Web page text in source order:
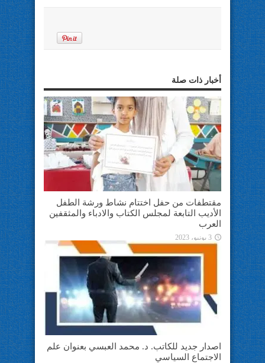
أخبار ذات صلة
مقتطفات من حفل اختتام نشاط ورشة الطفل
الأديب التابعة لمجلس الكتاب والادباء والمثقفين
العرب
3 يونيو، 2023
اصدار جديد للكاتب. د. محمد العبسي بعنوان علم
الاجتماع السياسي